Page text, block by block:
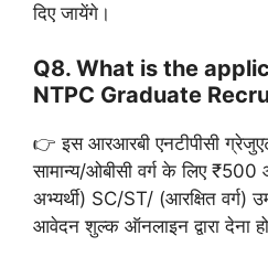
दिए जायेंगे।
Q8. What is the
NTPC Graduate
👉 इस आरआरबी एनटीपीसी
सामान्य/ओबीसी वर्ग के लिए ₹500
अभ्यर्थी) SC/ST/ (आरक्षित वर्ग)
आवेदन शुल्क ऑनलाइन द्वारा देना